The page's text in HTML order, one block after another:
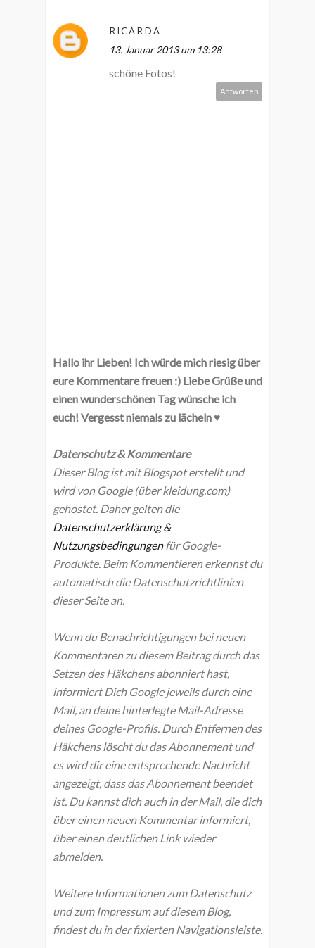
RICARDA
13. Januar 2013 um 13:28
schöne Fotos!
Antworten
Hallo ihr Lieben! Ich würde mich riesig über
eure Kommentare freuen :) Liebe Grüße und
einen wunderschönen Tag wünsche ich
euch! Vergesst niemals zu lächeln ♥
Datenschutz & Kommentare
Dieser Blog ist mit Blogspot erstellt und
wird von Google (über kleidung.com)
gehostet. Daher gelten die
Datenschutzerklärung &
Nutzungsbedingungenfür Google-
Produkte. Beim Kommentieren erkennst du
automatisch die Datenschutzrichtlinien
dieser Seite an.
Wenn du Benachrichtigungen bei neuen
Kommentaren zu diesem Beitrag durch das
Setzen des Häkchens abonniert hast,
informiert Dich Google jeweils durch eine
Mail, an deine hinterlegte Mail-Adresse
deines Google-Profils. Durch Entfernen des
Häkchens löscht du das Abonnement und
es wird dir eine entsprechende Nachricht
angezeigt, dass das Abonnement beendet
ist. Du kannst dich auch in der Mail, die dich
über einen neuen Kommentar informiert,
über einen deutlichen Link wieder
abmelden.
Weitere Informationen zum Datenschutz
und zum Impressum auf diesem Blog,
findest du in der fixierten Navigationsleiste.